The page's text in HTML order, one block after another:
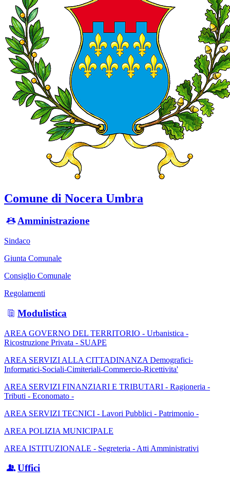
Comune di Nocera Umbra
Amministrazione
Sindaco
Giunta Comunale
Consiglio Comunale
Regolamenti
Modulistica
AREA GOVERNO DEL TERRITORIO - Urbanistica -
Ricostruzione Privata - SUAPE
AREA SERVIZI ALLA CITTADINANZA Demografici-
Informatici-Sociali-Cimiteriali-Commercio-Ricettivita'
AREA SERVIZI FINANZIARI E TRIBUTARI - Ragioneria -
Tributi - Economato -
AREA SERVIZI TECNICI - Lavori Pubblici - Patrimonio -
AREA POLIZIA MUNICIPALE
AREA ISTITUZIONALE - Segreteria - Atti Amministrativi
Uffici